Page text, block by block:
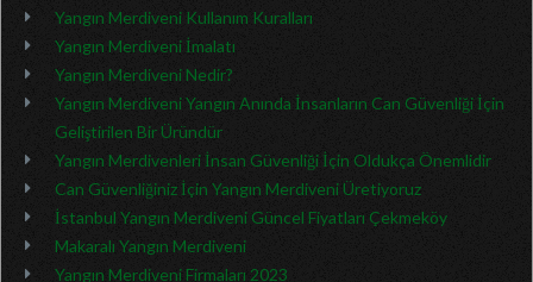
Yangın Merdiveni Kullanım Kuralları
Yangın Merdiveni İmalatı
Yangın Merdiveni Nedir?
Yangın Merdiveni Yangın Anında İnsanların Can Güvenliği İçin
Geliştirilen Bir Üründür
Yangın Merdivenleri İnsan Güvenliği İçin Oldukça Önemlidir
Can Güvenliğiniz İçin Yangın Merdiveni Üretiyoruz
İstanbul Yangın Merdiveni Güncel Fiyatları Çekmeköy
Makaralı Yangın Merdiveni
Yangın Merdiveni Firmaları 2023